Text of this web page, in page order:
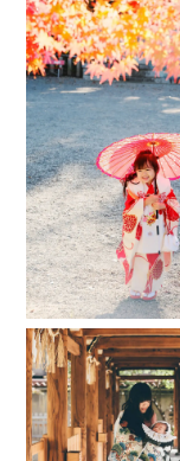
〇-----〇
ヤマグチシャシン
https://